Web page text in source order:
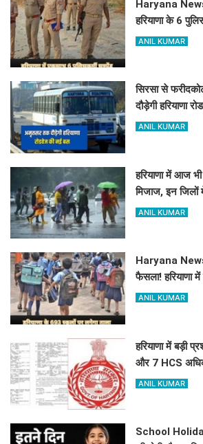
Haryana
हरियाणा के 6
मामला
ANIL KUMAR
सिरसा से
दौड़ेगी हरियाणा
रूट और टाइम टेबल
ANIL KUMAR
हरियाणा में आज
मिजाज, इन जिलों
जारी
ANIL KUMAR
Haryana News:
फैसला! हरियाणा
क्या है कारण
ANIL KUMAR
हरियाणा में बड़ी
और 7 HCS
यहां देखें पूरी लिस्ट
ANIL KUMAR
School